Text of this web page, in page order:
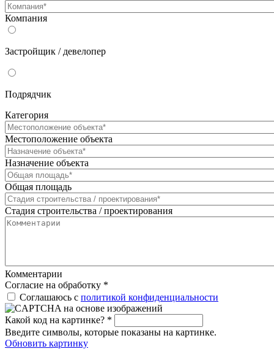
Компания
Застройщик / девелопер
Подрядчик
Категория
Местоположение объекта
Назначение объекта
Общая площадь
Стадия строительства / проектирования
Комментарии
Согласие на обработку *
Соглашаюсь с политикой конфиденциальности
Какой код на картинке? *
Введите символы, которые показаны на картинке.
Обновить картинку